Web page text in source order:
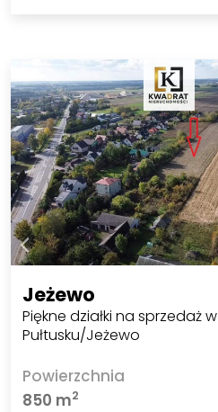
Jeżewo
Piękne działki na sprzedaż w
Pułtusku/Jeżewo
Powierzchnia
850 m2